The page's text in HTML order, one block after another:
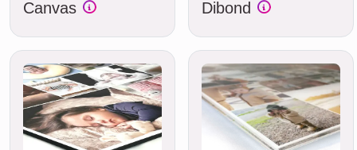
Canvas Dibond